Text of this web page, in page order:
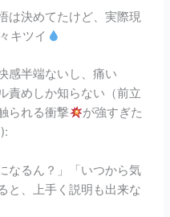
は決めてたけど、実際現
キツイ
感半端ないし、痛い
責めしか知らない（前立
られる衝撃
が強すぎた
なるん？」「いつから気
と、上手く説明も出来な